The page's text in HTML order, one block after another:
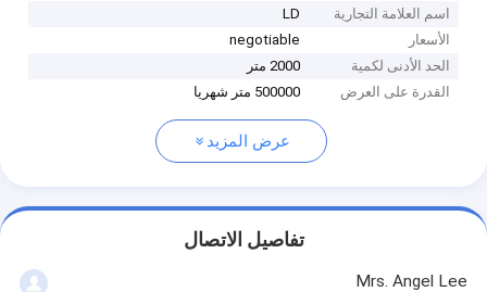
اسم العلامة التجارية
LD
الأسعار
negotiable
الحد الأدنى لكمية
2000 متر
القدرة على العرض
500000 متر شهريا
عرض المزيد
تفاصيل الاتصال
Mrs. Angel Lee